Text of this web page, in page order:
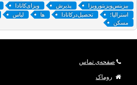
بیزینس‌ویزیتورویزا
پذیرش ویزای‌کانادا
استرالیا؛
تحصیل‌درکانادا ها لباس
مسکن
صفحه‌ی تماس
روماک